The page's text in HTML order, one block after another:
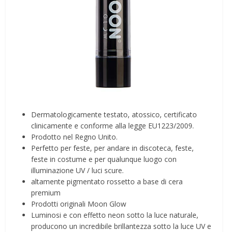
Dermatologicamente testato, atossico, certificato
clinicamente e conforme alla legge EU1223/2009.
Prodotto nel Regno Unito.
Perfetto per feste, per andare in discoteca, feste,
feste in costume e per qualunque luogo con
illuminazione UV / luci scure.
altamente pigmentato rossetto a base di cera
premium
Prodotti originali Moon Glow
Luminosi e con effetto neon sotto la luce naturale,
producono un incredibile brillantezza sotto la luce UV e